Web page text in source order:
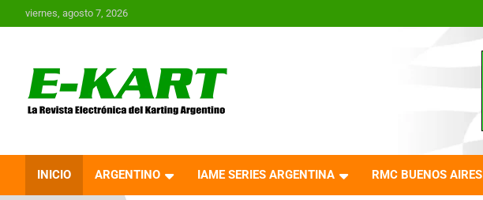
al
viernes, agosto 7, 2026
Revista Electrónica del
INICIO ARGENTINO IAME SERIES ARGENTINA RMC BUENOS AIRES